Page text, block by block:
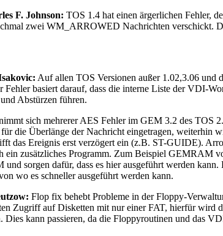
F. Johnson: TOS 1.4 hat einen ärgerlichen Fehler,
zwei WM_ARROWED Nachrichten verschickt.
Auf allen TOS Versionen außer 1.02,3.06
Fehler basiert darauf, dass die interne Liste der VDI-
Abstürzen führen.
sich mehrerer AES Fehler im GEM 3.2 des TOS
die Überlänge der Nachricht eingetragen, weiterhin
das Ereignis erst verzögert ein (z.B. ST-GUIDE).
ein zusätzliches Programm. Zum Beispiel
sorgen dafür, dass es hier ausgeführt werden
wo es schneller ausgeführt werden kann.
Flop fix behebt Probleme in der Floppy-
Zugriff auf Disketten mit nur einer FAT, hierfür wird
Dies kann passieren, da die Floppyroutinen und das